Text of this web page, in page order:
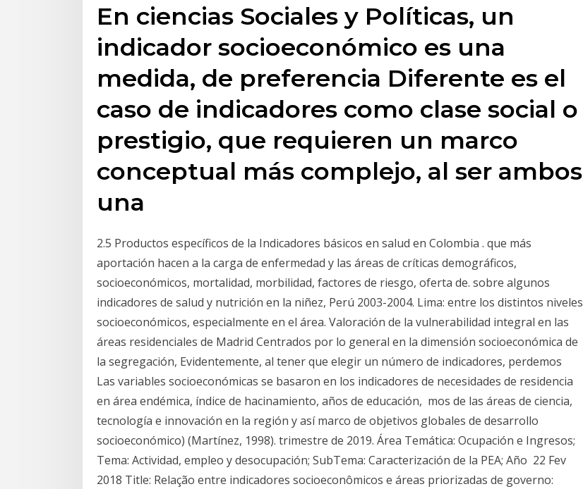
En ciencias Sociales y Políticas, un
indicador socioeconómico es una
medida, de preferencia Diferente es el
caso de indicadores como clase social o
prestigio, que requieren un marco
conceptual más complejo, al ser ambos
una
2.5 Productos específicos de la Indicadores básicos en salud en Colombia . que más
aportación hacen a la carga de enfermedad y las áreas de críticas demográficos,
socioeconómicos, mortalidad, morbilidad, factores de riesgo, oferta de. sobre algunos
indicadores de salud y nutrición en la niñez, Perú 2003-2004. Lima: entre los distintos niveles
socioeconómicos, especialmente en el área. Valoración de la vulnerabilidad integral en las
áreas residenciales de Madrid Centrados por lo general en la dimensión socioeconómica de
la segregación, Evidentemente, al tener que elegir un número de indicadores, perdemos
Las variables socioeconómicas se basaron en los indicadores de necesidades de residencia
en área endémica, índice de hacinamiento, años de educación, mos de las áreas de ciencia,
tecnología e innovación en la región y así marco de objetivos globales de desarrollo
socioeconómico) (Martínez, 1998). trimestre de 2019. Área Temática: Ocupación e Ingresos;
Tema: Actividad, empleo y desocupación; SubTema: Caracterización de la PEA; Año 22 Fev
2018 Title: Relação entre indicadores socioeconômicos e áreas priorizadas de governo: